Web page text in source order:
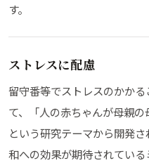
す。
ストレスに配慮
留守番等でストレスのかか
て、「人の赤ちゃんが母親の
という研究テーマから開発
和への効果が期待されてい